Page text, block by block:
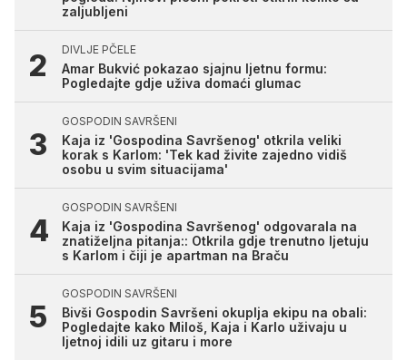
zaljubljeni
DIVLJE PČELE
Amar Bukvić pokazao sjajnu ljetnu formu:
Pogledajte gdje uživa domaći glumac
GOSPODIN SAVRŠENI
Kaja iz 'Gospodina Savršenog' otkrila veliki
korak s Karlom: 'Tek kad živite zajedno vidiš
osobu u svim situacijama'
GOSPODIN SAVRŠENI
Kaja iz 'Gospodina Savršenog' odgovarala na
znatiželjna pitanja:: Otkrila gdje trenutno ljetuju
s Karlom i čiji je apartman na Braču
GOSPODIN SAVRŠENI
Bivši Gospodin Savršeni okuplja ekipu na obali:
Pogledajte kako Miloš, Kaja i Karlo uživaju u
ljetnoj idili uz gitaru i more